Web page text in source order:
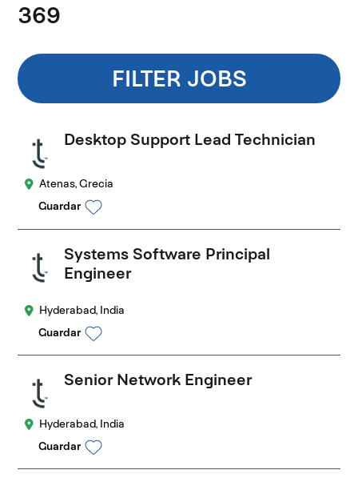
369
FILTER JOBS
Desktop Support Lead Technician
Atenas, Grecia
Guardar
Systems Software Principal
Engineer
Hyderabad, India
Guardar
Senior Network Engineer
Hyderabad, India
Guardar